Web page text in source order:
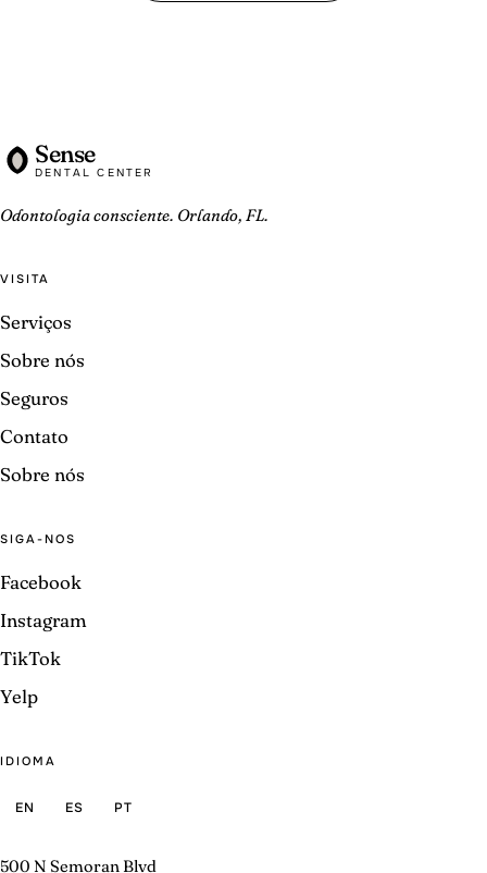
Sense
DENTAL CENTER
Odontologia consciente. Orlando, FL.
VISITA
Serviços
Sobre nós
Seguros
Contato
Sobre nós
SIGA-NOS
Facebook
Instagram
TikTok
Yelp
IDIOMA
EN ES PT
500 N Semoran Blvd